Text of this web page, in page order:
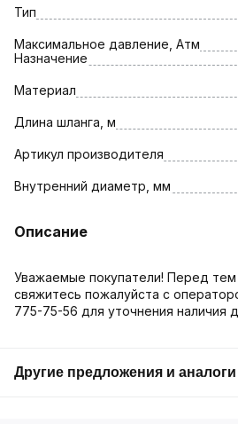
Тип
Максимальное давление, Атм
Назначение
Материал
Длина шланга, м
Артикул производителя
Внутренний диаметр, мм
Описание
Уважаемые покупатели! Перед тем
свяжитесь пожалуйста с
775-75-56 для уточнения наличия
Другие предложения и аналоги